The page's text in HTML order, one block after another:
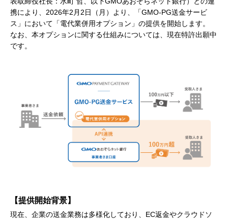
携により、2026年2月2日（月）より、「GMO-PG送金サービ
ス」において「電代業併用オプション」の提供を開始します。
なお、本オプションに関する仕組みについては、現在特許出願中
です。
【提供開始背景】
現在、企業の送金業務は多様化しており、EC返金やクラウドソ